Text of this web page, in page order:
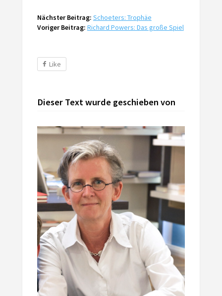
Nächster Beitrag: Schoeters: Trophäe
Voriger Beitrag: Richard Powers: Das große Spiel
Like
Dieser Text wurde geschieben von